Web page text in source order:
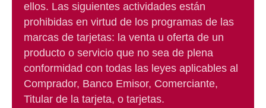
ellos. Las siguientes actividades están
prohibidas en virtud de los programas de las
marcas de tarjetas: la venta u oferta de un
producto o servicio que no sea de plena
conformidad con todas las leyes aplicables al
Comprador, Banco Emisor, Comerciante,
Titular de la tarjeta, o tarjetas.